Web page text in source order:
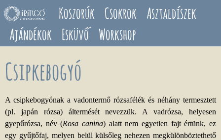
Ugrás a tartalomra Koszorúk Csokrok Asztaldíszek
Ajándékok Esküvő Workshop
Csipkebogyó
A csipkebogyónak a vadontermő rózsafélék és néhány termesztett
(pl. japán rózsa) áltermését nevezzük. A vadrózsa, helyesen
gyepűrózsa, név (Rosa canina) alatt nem egyetlen fajt értünk, ez
egy gyűjtőfaj, melyen belül külsőleg nehezen megkülönböztethető